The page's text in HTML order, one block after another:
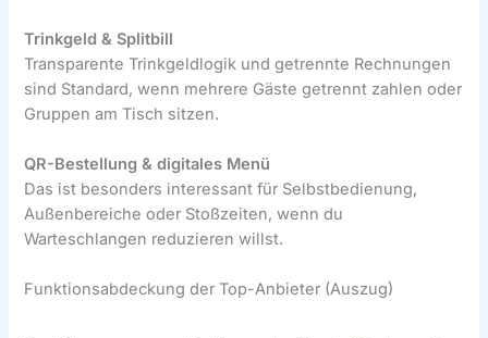
Trinkgeld & Splitbill
Transparente Trinkgeldlogik und getrennte Rechnungen
sind Standard, wenn mehrere Gäste getrennt zahlen oder
Gruppen am Tisch sitzen.
QR-Bestellung & digitales Menü
Das ist besonders interessant für Selbstbedienung,
Außenbereiche oder Stoßzeiten, wenn du
Warteschlangen reduzieren willst.
Funktionsabdeckung der Top-Anbieter (Auszug)